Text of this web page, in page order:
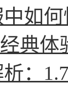
如
典
：